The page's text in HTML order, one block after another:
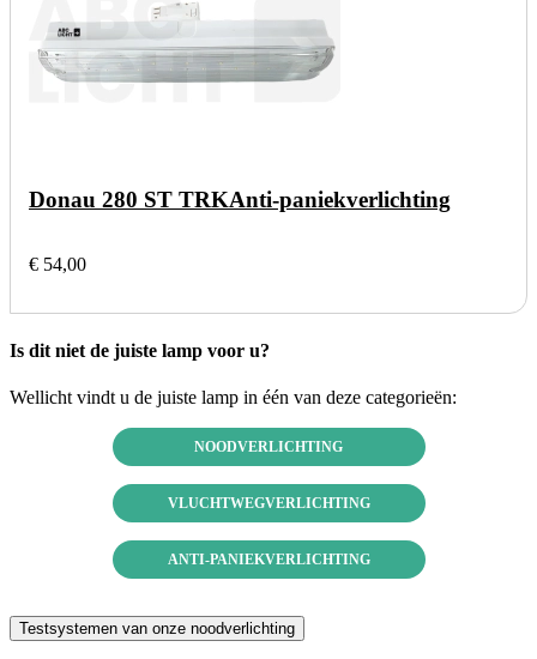
Donau 280 ST TRKAnti-paniekverlichting
€ 54,00
Is dit niet de juiste lamp voor u?
Wellicht vindt u de juiste lamp in één van deze categorieën:
NOODVERLICHTING
VLUCHTWEGVERLICHTING
ANTI-PANIEKVERLICHTING
Testsystemen van onze noodverlichting